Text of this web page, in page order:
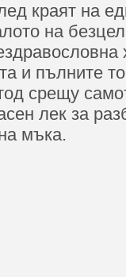
краят на
на
и пълните
срещу
лек за
мъка.